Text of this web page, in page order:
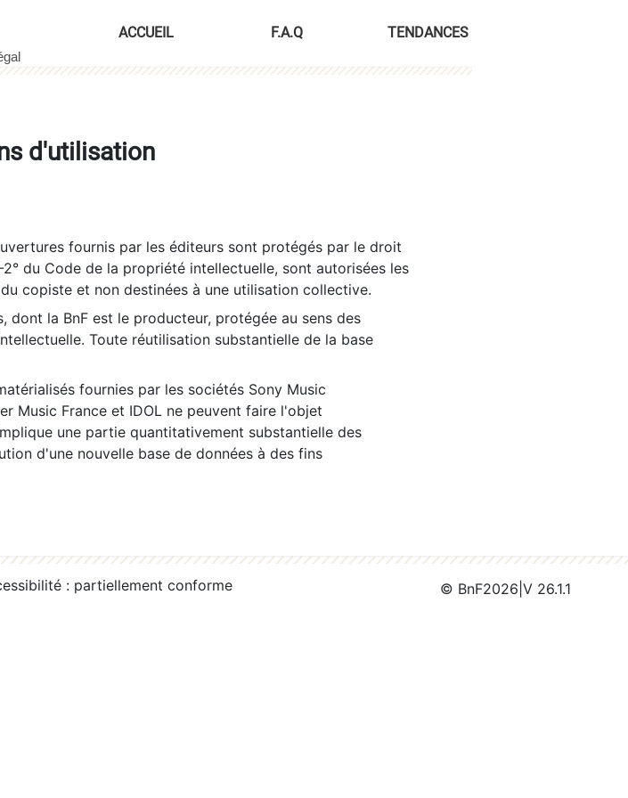
ACCUEIL F.A.Q TENDANCES
d'utilisation
fournis par les éditeurs sont protégés par le droit
du Code de la propriété intellectuelle, sont autorisées les
copiste et non destinées à une utilisation collective.
dont la BnF est le producteur, protégée au sens des
Toute réutilisation substantielle de la base
fournies par les sociétés Sony Music
Music France et IDOL ne peuvent faire l'objet
une partie quantitativement substantielle des
d'une nouvelle base de données à des fins
: partiellement conforme © BnF2026 V 26.1.1